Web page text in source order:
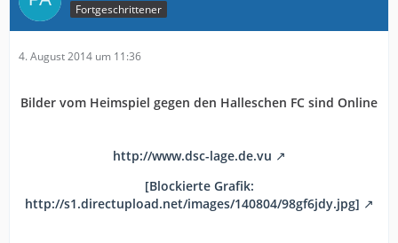
Fortgeschrittener
4. August 2014 um 11:36
Bilder vom Heimspiel gegen den Halleschen FC sind Online
http://www.dsc-lage.de.vu
[Blockierte Grafik:
http://s1.directupload.net/images/140804/98gf6jdy.jpg]